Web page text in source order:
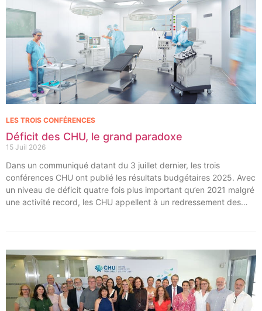
Déficit des CHU, le grand paradoxe
15 Juil 2026
LES TROIS CONFÉRENCES
Dans un communiqué datant du 3 juillet dernier, les trois
conférences CHU ont publié les résultats budgétaires 2025. Avec
un niveau de déficit quatre fois plus important qu’en 2021 malgré
une activité record, les CHU appellent à un redressement des